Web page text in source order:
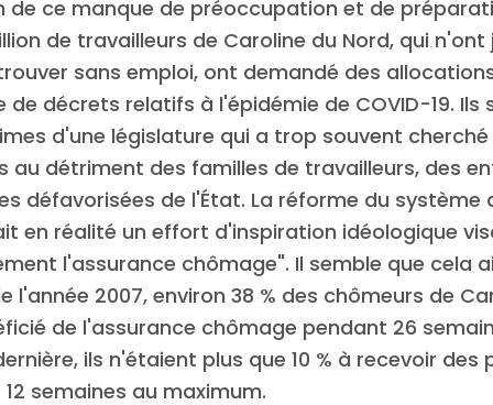
de ce manque de préoccupation et de
de travailleurs de Caroline du Nord, qui n'ont
sans emploi, ont demandé des
de décrets relatifs à l'épidémie de COVID-19.
d'une législature qui a trop souvent
au détriment des familles de travailleurs, des
défavorisées de l'État. La réforme du système
en réalité un effort d'inspiration idéologique
l'assurance chômage". Il semble que cela
l'année 2007, environ 38 % des chômeurs de
de l'assurance chômage pendant 26
ils n'étaient plus que 10 % à recevoir
semaines au maximum.